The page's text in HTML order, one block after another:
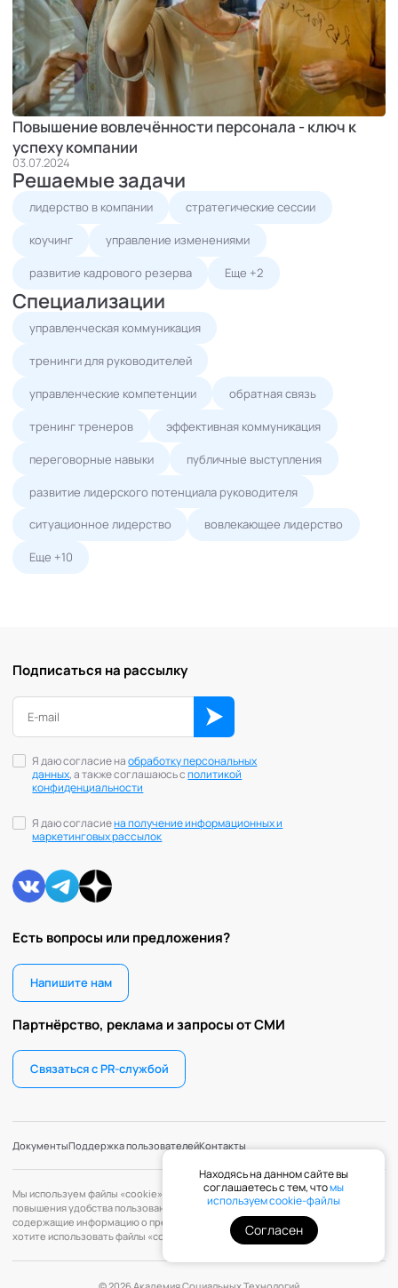
Повышение вовлечённости персонала - ключ к
успеху компании
03.07.2024
Решаемые задачи
лидерство в компании стратегические сессии
коучинг управление изменениями
развитие кадрового резерва Еще +2
Специализации
управленческая коммуникация
тренинги для руководителей
управленческие компетенции обратная связь
тренинг тренеров эффективная коммуникация
переговорные навыки публичные выступления
развитие лидерского потенциала руководителя
ситуационное лидерство вовлекающее лидерство
Еще +10
Есть вопросы или предложения?
Напишите нам
Партнёрство, реклама и запросы от СМИ
Связаться с PR-службой
Подписаться на рассылку
Я даю согласие наобработку персональных
данных, а также соглашаюсь сполитикой
конфиденциальности
Я даю согласиена получение информационных и
маркетинговых рассылок
ДокументыПоддержка пользователейКонтакты
Мы используем файлы «cookie» с целью персонализации сервисов и
повышения удобства пользования веб-сайтом. «Cookie» — файлы,
содержащие информацию о предыдущих посещениях веб-сайта. Если вы не
хотите использовать файлы «cookie», измените настройки браузера.
Находясь на данном сайте вы
соглашаетесь с тем, чтомы
используем cookie-файлы
Согласен